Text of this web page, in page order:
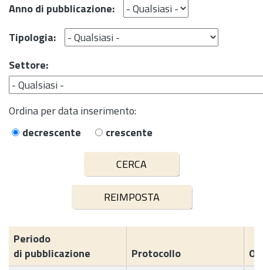
Anno di pubblicazione:
Tipologia:
Settore:
Ordina per data inserimento:
decrescente
crescente
Periodo
di pubblicazione
Protocollo